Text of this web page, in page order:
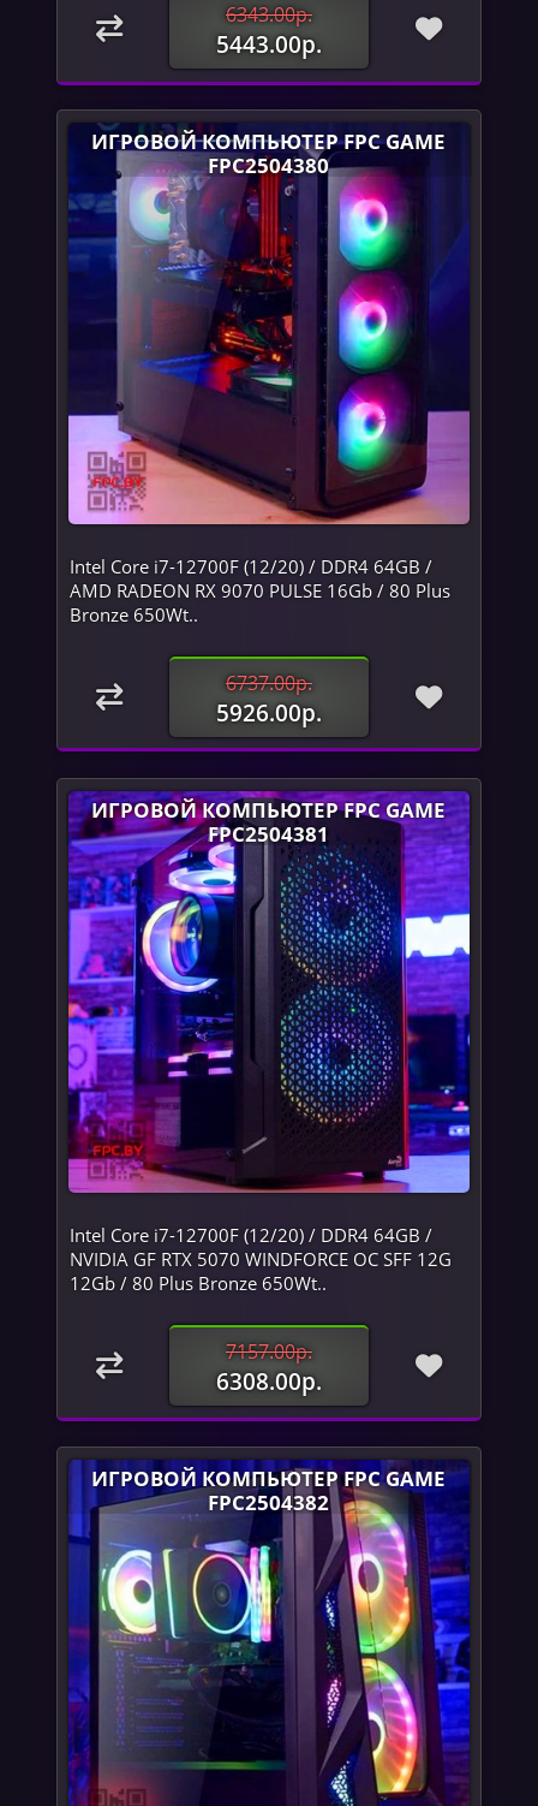
6343.00р.
5443.00р.
ИГРОВОЙ КОМПЬЮТЕР FPC GAME
FPC2504380
Intel Core i7-12700F (12/20) / DDR4 64GB /
AMD RADEON RX 9070 PULSE 16Gb / 80 Plus
Bronze 650Wt..
6737.00р.
5926.00р.
ИГРОВОЙ КОМПЬЮТЕР FPC GAME
FPC2504381
Intel Core i7-12700F (12/20) / DDR4 64GB /
NVIDIA GF RTX 5070 WINDFORCE OC SFF 12G
12Gb / 80 Plus Bronze 650Wt..
7157.00р.
6308.00р.
ИГРОВОЙ КОМПЬЮТЕР FPC GAME
FPC2504382